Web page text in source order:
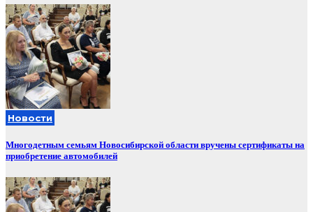
Новости
Многодетным семьям Новосибирской области вручены сертификаты на
приобретение автомобилей